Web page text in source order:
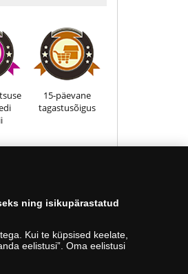
15-päevane
tagastusõigus
ning isikupärastatud
Kui te küpsised keelate,
eelistusi”. Oma eelistusi